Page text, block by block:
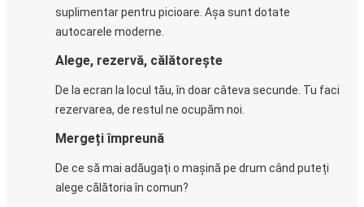
suplimentar pentru picioare. Așa sunt dotate
autocarele moderne.
Alege, rezervă, călătorește
De la ecran la locul tău, în doar câteva secunde. Tu faci
rezervarea, de restul ne ocupăm noi.
Mergeți împreună
De ce să mai adăugați o mașină pe drum când puteți
alege călătoria în comun?